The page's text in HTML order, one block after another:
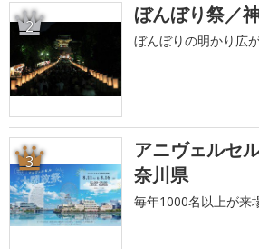
2 ぼんぼり祭／
ぼんぼりの明かり広
3
アニヴェルセ
奈川県
毎年1000名以上が来